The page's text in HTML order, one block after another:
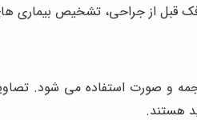
قبل از جراحی، تشخیص بیماری
و صورت استفاده می شود.
هستند.